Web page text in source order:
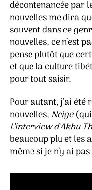
décontenancée par
nouvelles me dira
souvent dans ce
nouvelles, ce n’est
pense plutôt que
et que la culture
pour tout saisir.
Pour autant, j’ai été
nouvelles, Neige
L’interview d’Akhu
beaucoup plu et les
même si je n’y ai